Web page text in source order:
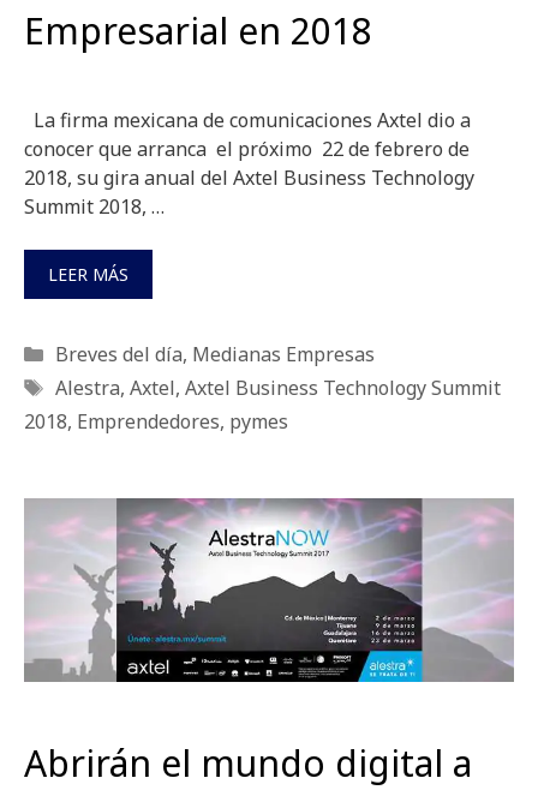
Empresarial en 2018
La firma mexicana de comunicaciones Axtel dio a
conocer que arranca el próximo 22 de febrero de
2018, su gira anual del Axtel Business Technology
Summit 2018, …
LEER MÁS
Categorías
Breves del día, Medianas Empresas
Etiquetas
Alestra, Axtel, Axtel Business Technology Summit
2018, Emprendedores, pymes
Abrirán el mundo digital a